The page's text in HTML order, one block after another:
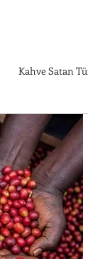
Kahve Satan
Kahve Tarihi
Kahve